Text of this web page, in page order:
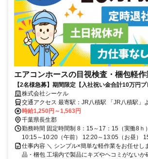
エアコンホースの目視検査・梱包軽作
【2名様急募】期間限定【入社祝い金合計10万円プ
日休み！残業ほぼなしの17：15終わり
株式会社シーケル
交通アクセス 最寄駅：JR八積駅 「JR八積駅」より車で ２１分 長南
町、長柄町、睦沢町、一宮町、いすみ市、大多
市、木更津市(東より）、袖ケ浦市(東より）から
時給1,250円～1,563円
千葉県長生郡
勤務時間 固定時間制 8：15～17：15（実働8ｈ
10:15～10:20（午前） 12:20～13:05（お昼）
仕事内容 ＼ シンプル×簡単な軽作業をお任せし
品・梱包 工場内で製品にキズやヘコミがないか